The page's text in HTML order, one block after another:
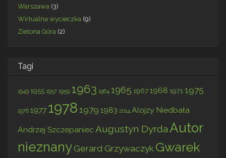
Warszawa (3)
Wirtualna wycieczka (9)
Zielona Góra (2)
Tagi
1949 1955 1957 1959 1963 1964 1965 19671968 1971 1975
1976 1977 1978 1979 1983 2014 Alojzy Niedbała
Andrzej Szczepaniec Augustyn Dyrda Autor
nieznany Gerard Grzywaczyk Gwarek